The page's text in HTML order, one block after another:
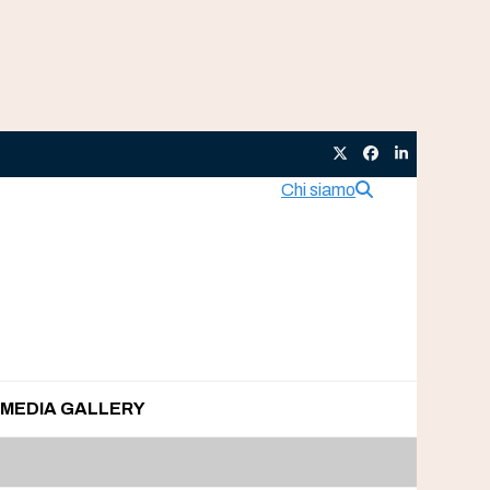
TwitterFacebook
LinkedIn
Chi siamo
MEDIA GALLERY